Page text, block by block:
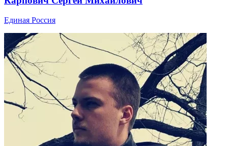
Единая Россия